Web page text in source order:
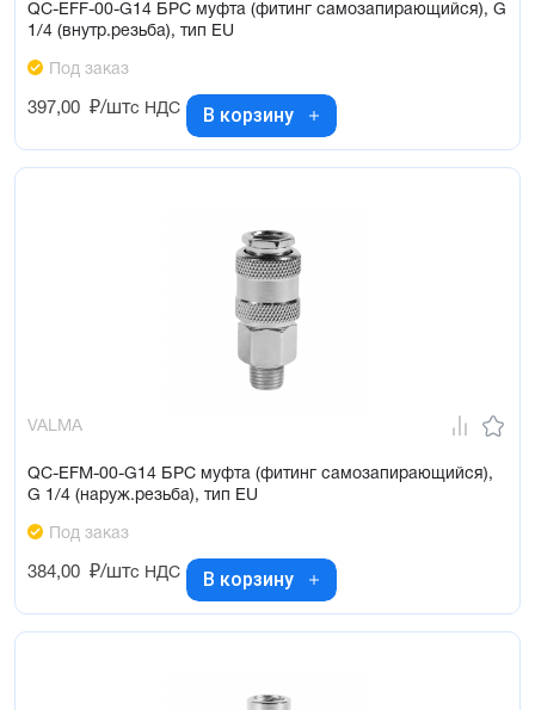
QC-EFF-00-G14 БРС муфта (фитинг самозапирающийся), G
1/4 (внутр.резьба), тип EU
Под заказ
397,00 ₽/штс НДС В корзину
VALMA
QC-EFM-00-G14 БРС муфта (фитинг самозапирающийся),
G 1/4 (наруж.резьба), тип EU
Под заказ
384,00 ₽/штс НДС В корзину